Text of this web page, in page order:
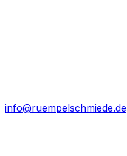
info@ruempelschmiede.de